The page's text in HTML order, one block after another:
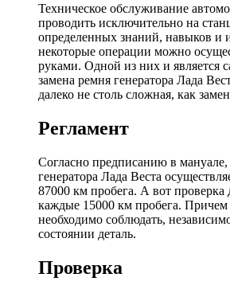
Техническое обслуживание
проводить исключительно на
определенных знаний, навыков и
некоторые операции можно
руками. Одной из них и является
замена ремня генератора Лада
далеко не столь сложная, как
Регламент
Согласно предписанию в мануале,
генератора Лада Веста
87000 км пробега. А вот проверка
каждые 15000 км пробега.
необходимо соблюдать,
состоянии деталь.
Проверка